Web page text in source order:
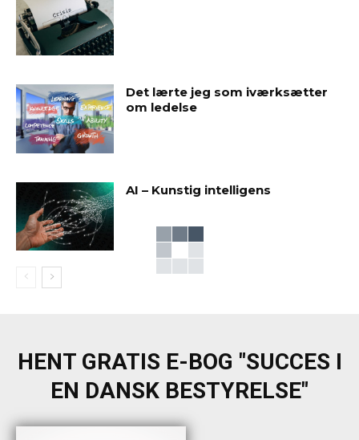
Det lærte jeg som iværksætter
om ledelse
AI – Kunstig intelligens
HENT GRATIS E-BOG "SUCCES I
EN DANSK BESTYRELSE"